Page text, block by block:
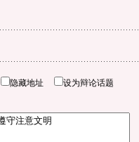
隐藏地址 设为辩论话题